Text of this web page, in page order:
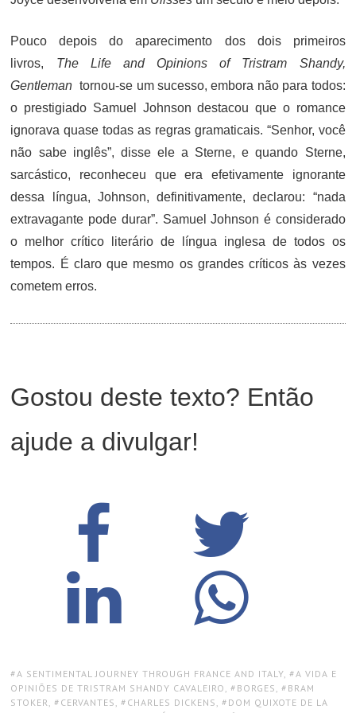
Pouco depois do aparecimento dos dois primeiros
livros, The Life and Opinions of Tristram Shandy,
Gentleman tornou-se um sucesso, embora não para todos:
o prestigiado Samuel Johnson destacou que o romance
ignorava quase todas as regras gramaticais. “Senhor, você
não sabe inglês”, disse ele a Sterne, e quando Sterne,
sarcástico, reconheceu que era efetivamente ignorante
dessa língua, Johnson, definitivamente, declarou: “nada
extravagante pode durar”. Samuel Johnson é considerado
o melhor crítico literário de língua inglesa de todos os
tempos. É claro que mesmo os grandes críticos às vezes
cometem erros.
Gostou deste texto? Então
ajude a divulgar!
TAGS:
A SENTIMENTAL JOURNEY THROUGH FRANCE AND ITALY, A VIDA E
OPINIÕES DE TRISTRAM SHANDY CAVALEIRO , BORGES , BRAM
STOKER, CERVANTES , CHARLES DICKENS , DOM QUIXOTE DE LA